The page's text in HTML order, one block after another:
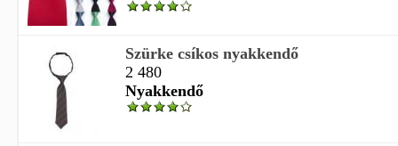
Szürke csíkos nyakkendő
2 480
Nyakkendő